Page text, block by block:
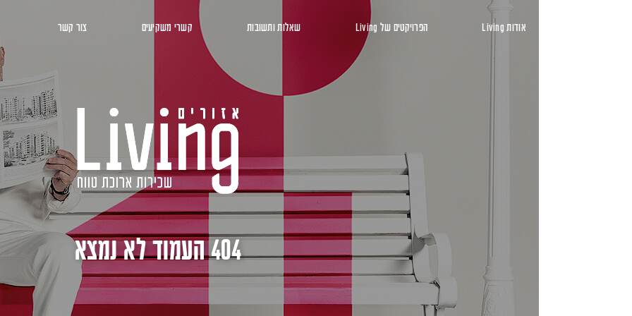
אודות Living הפרויקטים של Living שאלות ותשובות קשרי משקיעים צור קשר
404 העמוד לא נמצא